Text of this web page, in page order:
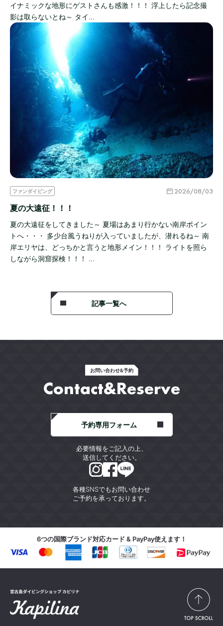
イナミックな地形にゲストさんも感激！！！ 浮上したら記念撮
影は取らないとね～ タイ…
ファンダイビング 2026/08/03
夏の大遠征！！！
夏の大遠征をしてきました～ 夏場はあまり行かない南岸ポイン
トへ・・・ 多少台風うねりが入っていましたが、潜れるね～ 南
岸エリヤは、どっちかと言うと地形メイン！！！ ライトを照ら
しながら洞窟探検！！！ …
記事一覧へ
お問い合わせ&予約
Contact&Reserve
各種SNSでもお問い合わせ
ご予約を承っております。
予約専用フォーム
必要情報をご記入の上、
送信してください。
6つの国際ブランド対応カード & PayPay使えます！